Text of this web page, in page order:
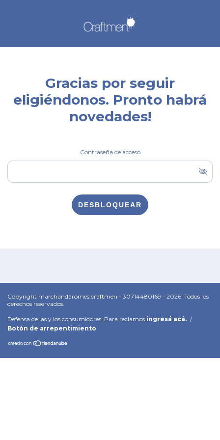
Gracias por seguir
eligiéndonos. Pronto habrá
novedades!
Contraseña de acceso
DESBLOQUEAR
Copyright marchandaromes.craftmen - 30714480169 - 2026. Todos los
derechos reservados.
Defensa de las y los consumidores. Para reclamos ingresá acá. /
Botón de arrepentimiento